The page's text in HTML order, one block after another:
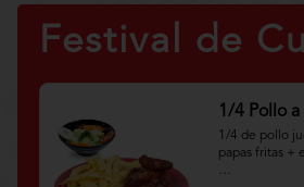
Festival de
1/4 Pollo a
1/4 de pollo
papas fritas +